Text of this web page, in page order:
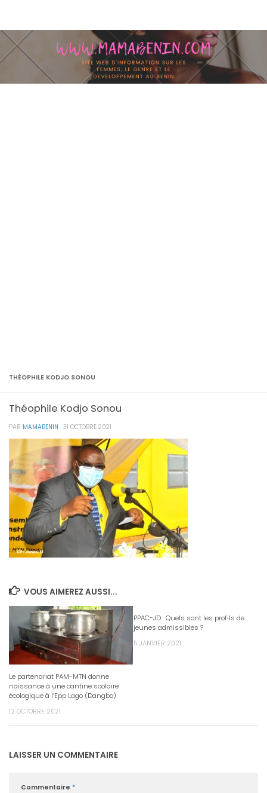
THÉOPHILE KODJO SONOU
Théophile Kodjo Sonou
PAR MAMABENIN · 31 OCTOBRE 2021
VOUS AIMEREZ AUSSI...
Le partenariat PAM-MTN donne
naissance à une cantine scolaire
écologique à l’Epp Lago (Dangbo)
12 OCTOBRE 2021
PPAC-JD : Quels sont les profils de
jeunes admissibles ?
5 JANVIER 2021
LAISSER UN COMMENTAIRE
Commentaire *